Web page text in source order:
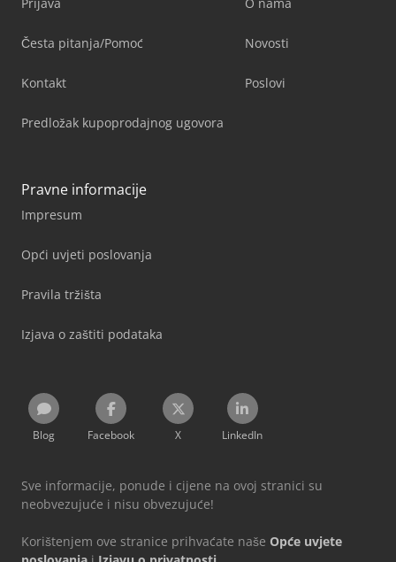
Prijava
Česta pitanja/Pomoć
Kontakt
Predložak kupoprodajnog ugovora
O nama
Novosti
Poslovi
Pravne informacije
Impresum
Opći uvjeti poslovanja
Pravila tržišta
Izjava o zaštiti podataka
Blog Facebook X LinkedIn
Sve informacije, ponude i cijene na ovoj stranici su
neobvezujuće i nisu obvezujuće!
Korištenjem ove stranice prihvaćate naše Opće uvjete